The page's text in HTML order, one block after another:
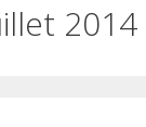
2014